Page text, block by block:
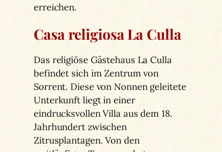
erreichen.
Casa religiosa La Culla
Das religiöse Gästehaus La Culla
befindet sich im Zentrum von
Sorrent. Diese von Nonnen geleitete
Unterkunft liegt in einer
eindrucksvollen Villa aus dem 18.
Jahrhundert zwischen
Zitrusplantagen. Von den